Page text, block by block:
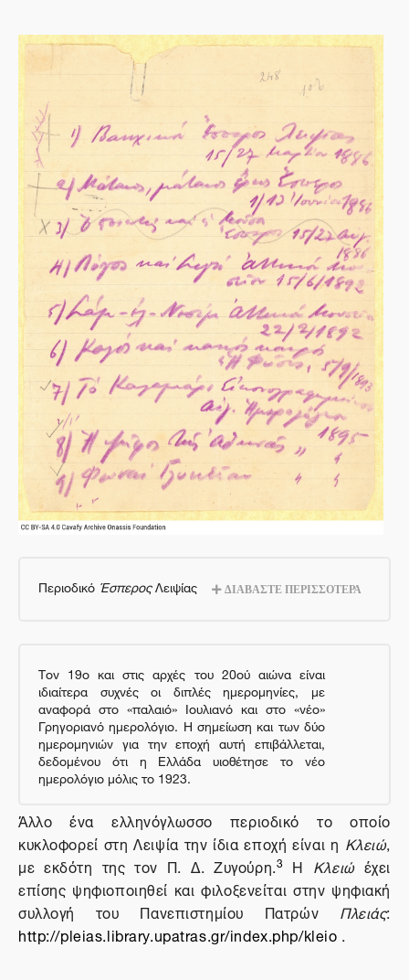
Περιοδικό ΈσπεροςΛειψίας ΔΙΑΒΑΣΤΕ ΠΕΡΙΣΣΟΤΕΡΑ
Τον 19ο και στις αρχές του 20ού αιώνα είναι
ιδιαίτερα συχνές οι διπλές ημερομηνίες, με
αναφορά στο «παλαιό» Ιουλιανό και στο «νέο»
Γρηγοριανό ημερολόγιο. Η σημείωση και των δύο
ημερομηνιών για την εποχή αυτή επιβάλλεται,
δεδομένου ότι η Ελλάδα υιοθέτησε το νέο
ημερολόγιο μόλις το 1923.
Άλλο ένα ελληνόγλωσσο περιοδικό το οποίο
κυκλοφορεί στη Λειψία την ίδια εποχή είναι η Κλειώ,
με εκδότη της τον Π. Δ. Ζυγούρη.3 Η Κλειώ έχει
επίσης ψηφιοποιηθεί και φιλοξενείται στην ψηφιακή
συλλογή του Πανεπιστημίου Πατρών Πλειάς:
http://pleias.library.upatras.gr/index.php/kleio .